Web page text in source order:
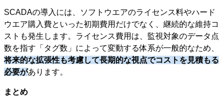
SCADAの導入には、ソフトウエアのライセンス料やハード
ウエア購入費といった初期費用だけでなく、継続的な維持コ
ストも発生します。ライセンス費用は、監視対象のデータ点
数を指す「タグ数」によって変動する体系が一般的なため、
将来的な拡張性も考慮して長期的な視点でコストを見積もる
必要があります。
まとめ